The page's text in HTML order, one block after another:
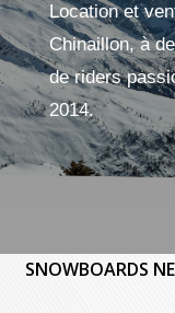
Location et
Chinaillon, à
de riders
2014.
SNOWBOARDS